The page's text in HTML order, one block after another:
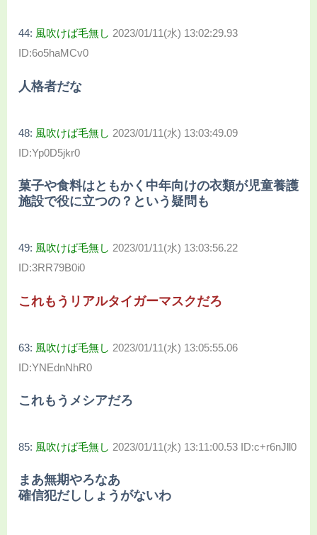
44: 風吹けば毛無し 2023/01/11(水) 13:02:29.93
ID:6o5haMCv0
人格者だな
48: 風吹けば毛無し 2023/01/11(水) 13:03:49.09
ID:Yp0D5jkr0
菓子や食料はともかく中年向けの衣類が児童養護
施設で役に立つの？という疑問も
49: 風吹けば毛無し 2023/01/11(水) 13:03:56.22
ID:3RR79B0i0
これもうリアルタイガーマスクだろ
63: 風吹けば毛無し 2023/01/11(水) 13:05:55.06
ID:YNEdnNhR0
これもうメシアだろ
85: 風吹けば毛無し 2023/01/11(水) 13:11:00.53 ID:c+r6nJll0
まあ無期やろなあ
確信犯だししょうがないわ